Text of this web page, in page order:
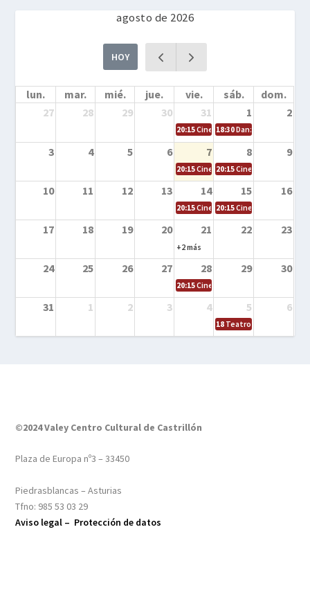
agosto de 2026
HOY
lun. mar. mié. jue. vie. sáb.
dom.
27
28 29 30 31 1 2
20:15Cine en la calle – Cómo
18:30Danza – Cita en el
3 4 5 6 7 8 9
20:15Cine en la calle – El niño y la
20:15Cine en la calle –
10 11 12 13 14 15 16
20:15Cine en la calle – Tortugas
20:15Cine en la calle –
17 18 19 20 21 22 23
+2 más
24 25 26 27 28 29 30
20:15Cine en el calle – Tintín y el
31 1 2 3 4 5 6
18 Teatro – Tres
©2024 Valey Centro Cultural de Castrillón
Plaza de Europa nº3 – 33450
Piedrasblancas – Asturias
Tfno: 985 53 03 29
Aviso legal – Protección de datos